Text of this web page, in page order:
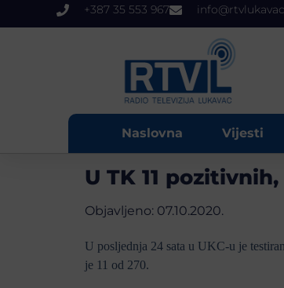
+387 35 553 967
Naslovna Vijesti
U TK 11
Objavljeno: 07.10.2020.
U posljednja 24 sata u UKC-u je
je 11 od 270.